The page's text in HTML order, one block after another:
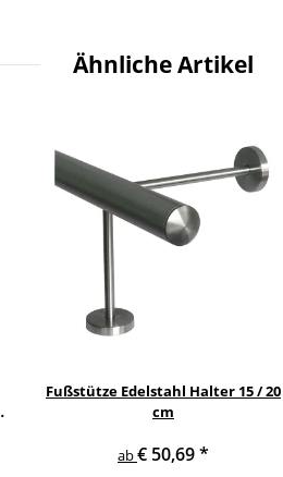
Ähnliche Artikel
Fußstütze Edelstahl Halter 15 / 20
cm
ab€ 50,69*